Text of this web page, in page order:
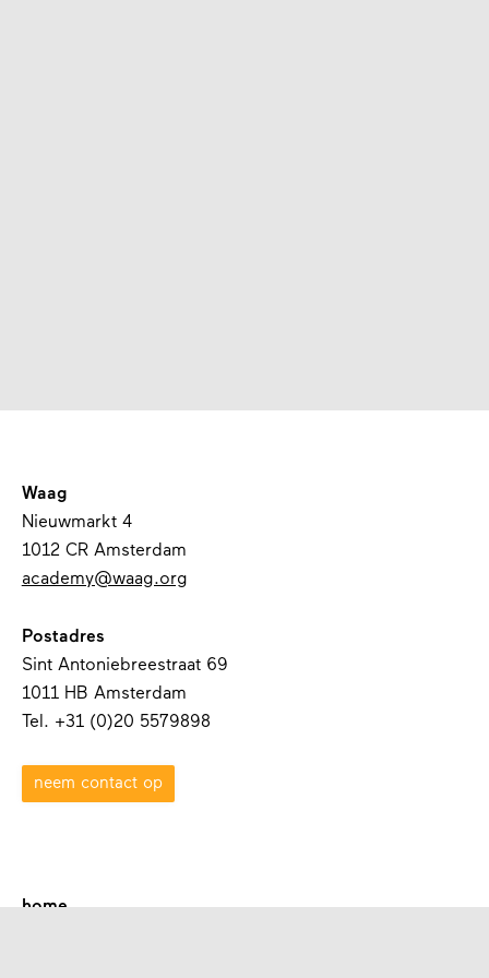
Waag
Nieuwmarkt 4
1012 CR Amsterdam
academy@waag.org
Postadres
Sint Antoniebreestraat 69
1011 HB Amsterdam
Tel. +31 (0)20 5579898
neem contact op
home